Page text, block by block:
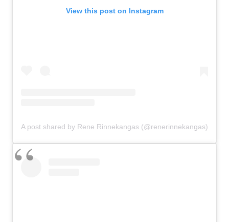
View this post on Instagram
A post shared by Rene Rinnekangas (@renerinnekangas)